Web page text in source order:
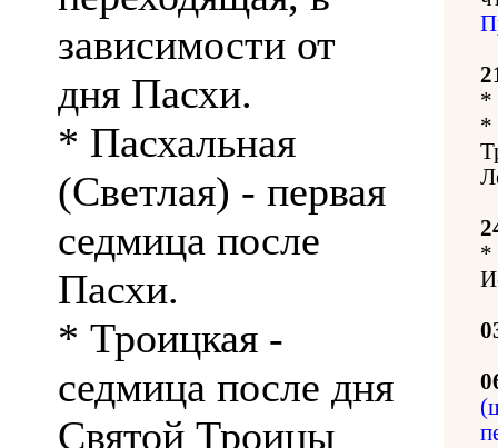
зависимости от
дня Пасхи.
* Пасхальная
(Светлая) - первая
седмица после
Пасхи.
* Троицкая -
седмица после дня
Святой Троицы
*
*
*